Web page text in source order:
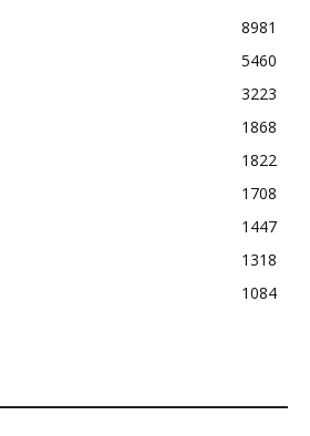
8981
5460
3223
1868
1822
1708
1447
1318
1084